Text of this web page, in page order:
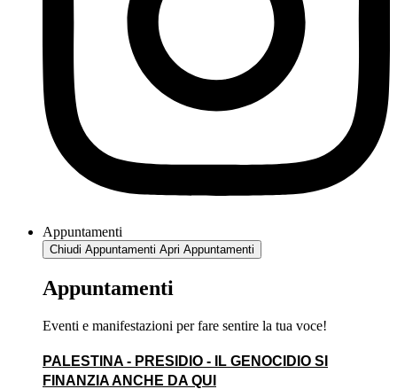
Appuntamenti
Chiudi Appuntamenti Apri Appuntamenti
Appuntamenti
Eventi e manifestazioni per fare sentire la tua voce!
PALESTINA - PRESIDIO - IL GENOCIDIO SI
FINANZIA ANCHE DA QUI